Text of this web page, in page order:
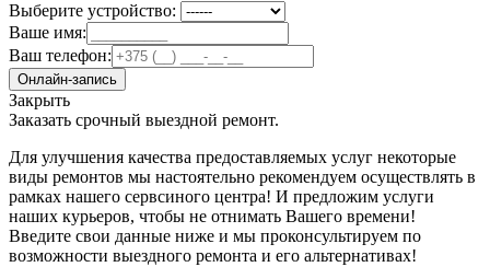
Выберите устройство:
Ваше имя:
Ваш телефон:
Онлайн-запись
Закрыть
Заказать срочный выездной ремонт.
Для улучшения качества предоставляемых услуг некоторые
виды ремонтов мы настоятельно рекомендуем осуществлять в
рамках нашего сервсиного центра! И предложим услуги
наших курьеров, чтобы не отнимать Вашего времени!
Введите свои данные ниже и мы проконсультируем по
возможности выездного ремонта и его альтернативах!